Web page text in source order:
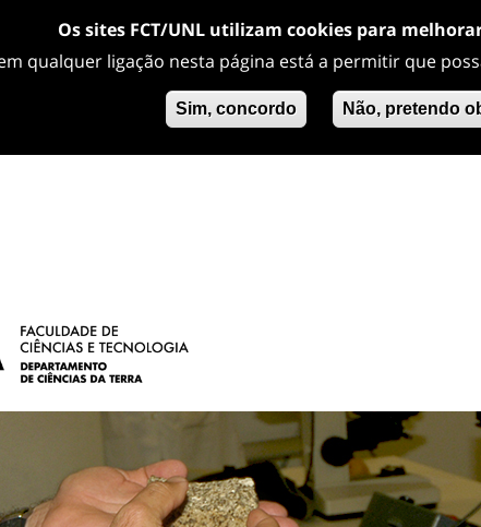
Os sites FCT/UNL utilizam cookies para
qualquer ligação nesta página está a permitir que
Sim, concordo Não, pretendo